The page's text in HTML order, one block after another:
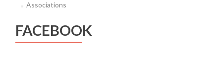
Associations
FACEBOOK